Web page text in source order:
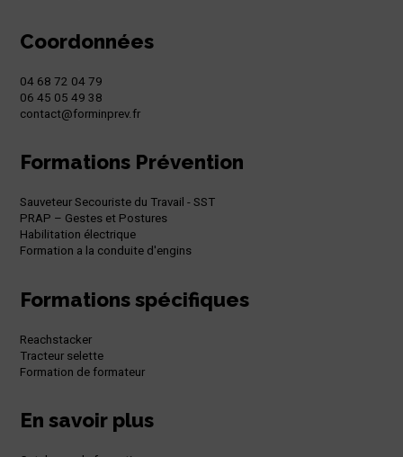
Coordonnées
04 68 72 04 79
06 45 05 49 38
contact@forminprev.fr
Formations Prévention
Sauveteur Secouriste du Travail - SST
PRAP – Gestes et Postures
Habilitation électrique
Formation a la conduite d'engins
Formations spécifiques
Reachstacker
Tracteur selette
Formation de formateur
En savoir plus